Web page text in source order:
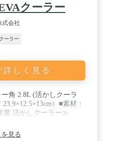
クーラー
式会社
ーラー
しく見る
角 2.8L (活かしクーラ
）■素材：
業 活かしクーラー≫
見る